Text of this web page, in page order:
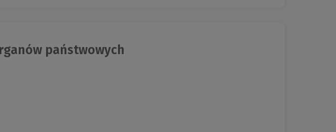
państwowych